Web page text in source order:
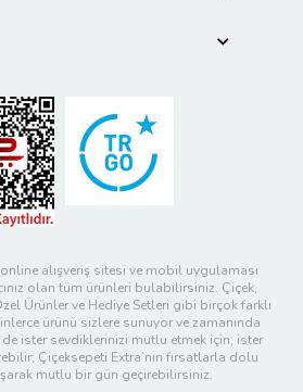
alışveriş sitesi ve mobil uygulaması
olan tüm ürünleri bulabilirsiniz. Çiçek,
Ürünler ve Hediye Setleri gibi birçok farklı
ürünü sizlere sunuyor ve zamanında
de ister sevdiklerinizi mutlu etmek için, ister
Çiçeksepeti Extra’nın fırsatlarla dolu
mutlu bir gün geçirebilirsiniz.